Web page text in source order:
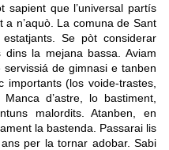
sapient que l’universal partís
a n’aquò. La comuna de Sant
Se pòt considerar
dins la mejana bassa. Aviam
de gimnasi e tanben
importants (los voide-trastes,
d’astre, lo bastiment,
malordits. Atanben, en
la bastenda. Passarai lis
per la tornar adobar. Sabi